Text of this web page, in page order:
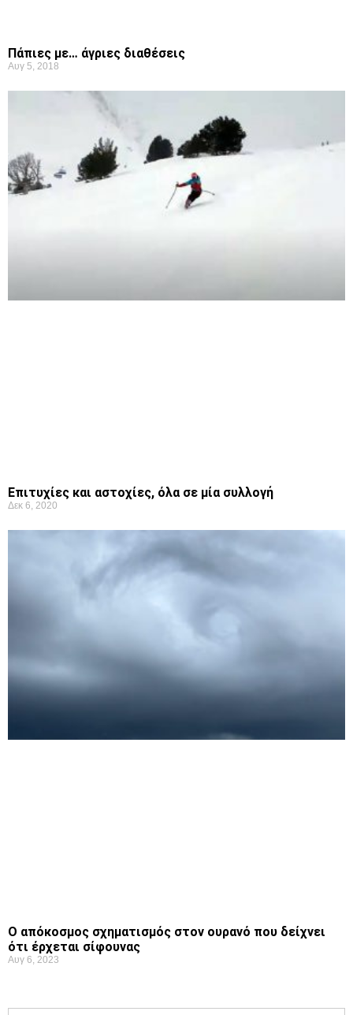
Πάπιες με… άγριες διαθέσεις
Αυγ 5, 2018
Επιτυχίες και αστοχίες, όλα σε μία συλλογή
Δεκ 6, 2020
Ο απόκοσμος σχηματισμός στον ουρανό που δείχνει
ότι έρχεται σίφουνας
Αυγ 6, 2023